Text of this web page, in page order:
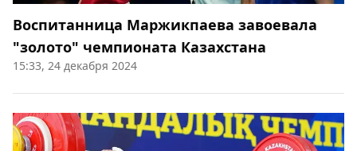
Воспитанница Маржикпаева завоевала
"золото" чемпионата Казахстана
15:33, 24 декабря 2024